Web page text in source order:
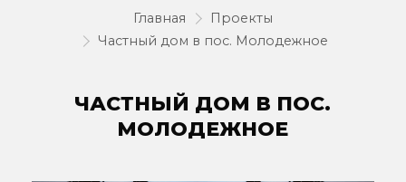
Главная
Проекты
Частный дом в пос. Молодежное
ЧАСТНЫЙ ДОМ В ПОС.
МОЛОДЕЖНОЕ